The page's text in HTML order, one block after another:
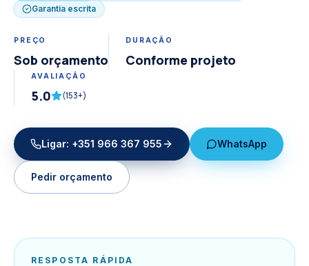
Garantia escrita
PREÇO
Sob orçamento
DURAÇÃO
Conforme projeto
AVALIAÇÃO
5.0 (153+)
Ligar: +351 966 367 955 WhatsApp
Pedir orçamento
RESPOSTA RÁPIDA